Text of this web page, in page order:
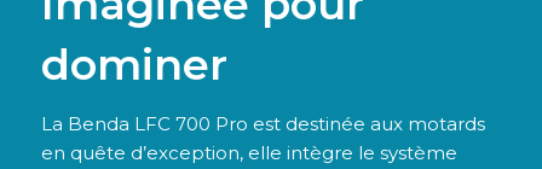
dominer
La Benda LFC 700 Pro est destinée aux motards
en quête d’exception, elle intègre le système